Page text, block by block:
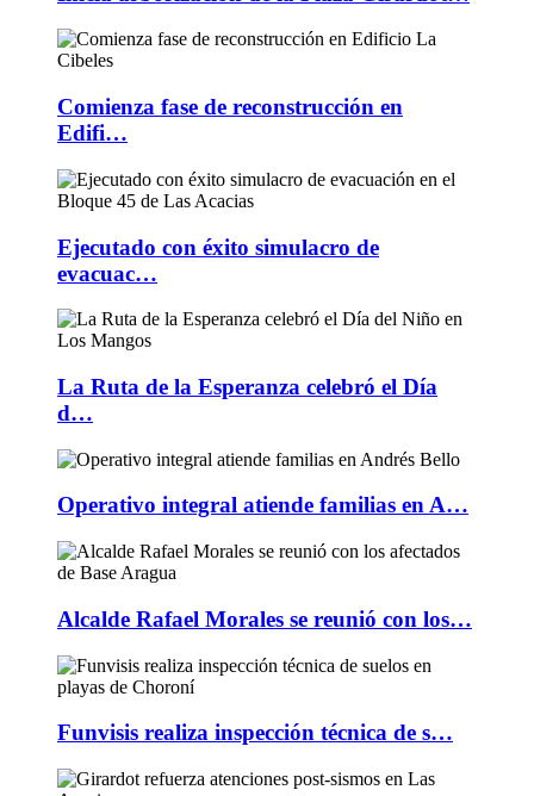
Comienza fase de reconstrucción en
Edifi…
Ejecutado con éxito simulacro de
evacuac…
La Ruta de la Esperanza celebró el Día
d…
Operativo integral atiende familias en A…
Alcalde Rafael Morales se reunió con los…
Funvisis realiza inspección técnica de s…